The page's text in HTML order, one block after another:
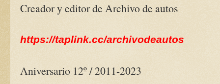
Creador y editor de Archivo de autos
https://taplink.cc/archivodeautos
Aniversario 12º / 2011-2023